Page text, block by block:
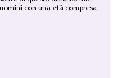
con una età compresa